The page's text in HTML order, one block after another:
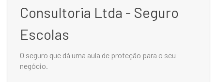
Consultoria Ltda - Seguro
Escolas
O seguro que dá uma aula de proteção para o seu
negócio.